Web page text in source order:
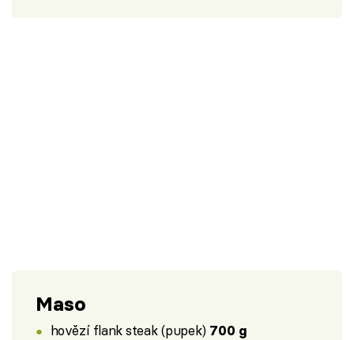
Maso
hovězí flank steak (pupek) 700 g